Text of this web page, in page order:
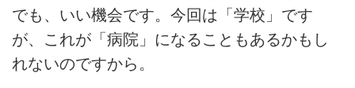
でも、いい機会です。今回は「学校」です
が、これが「病院」になることもあるかもし
れないのですから。